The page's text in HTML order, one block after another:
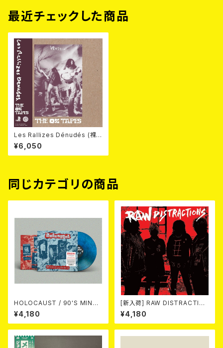
最近チェックした商品
Les Rallizes Dénudés (裸
のラリーズ) / The OZ Tapes
2LP
¥6,050
同じカテゴリの商品
HOLOCAUST / 90'S MIND I
N YOUR MINDS (※LTD.150
SWIRL BLUE VINYL)
¥4,180
[新入荷] RAW DISTRACTIO
NS / 奇しく燃える (LP)
¥4,180